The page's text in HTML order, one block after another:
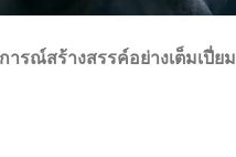
รณ์สร้างสรรค์อย่างเต็มเปี่ยม